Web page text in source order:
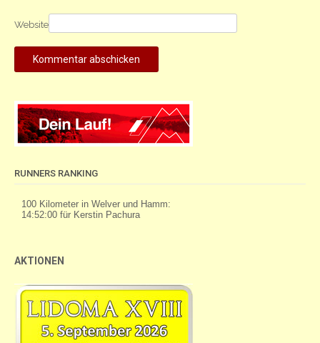
Website
RUNNERS RANKING
AKTIONEN